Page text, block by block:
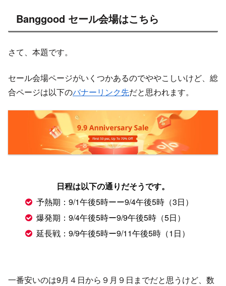
Banggood セール会場はこちら
さて、本題です。
セール会場ページがいくつかあるのでややこしいけど、総
合ページは以下のバナーリンク先だと思われます。
日程は以下の通りだそうです。
予熱期：9/1午後5時ーー9/4午後5時（3日）
爆発期：9/4午後5時ー9/9午後5時（5日）
延長戦：9/9午後5時ー9/11午後5時（1日）
一番安いのは9月４日から９月９日までだと思うけど、数